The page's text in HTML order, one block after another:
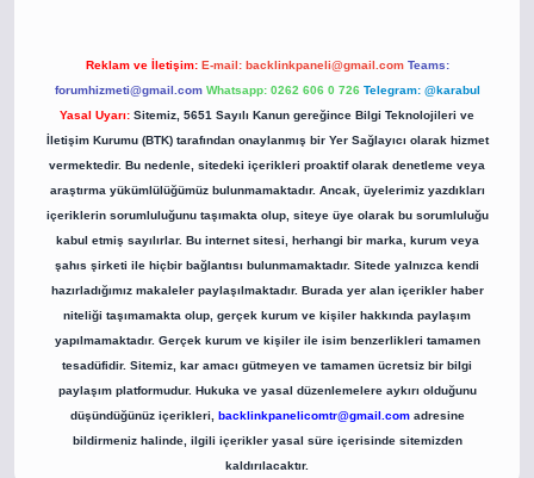
Reklam ve İletişim: E-mail: backlinkpaneli@gmail.com Teams:
forumhizmeti@gmail.com Whatsapp: 0262 606 0 726 Telegram: @karabul
Yasal Uyarı: Sitemiz, 5651 Sayılı Kanun gereğince Bilgi Teknolojileri ve
İletişim Kurumu (BTK) tarafından onaylanmış bir Yer Sağlayıcı olarak hizmet
vermektedir. Bu nedenle, sitedeki içerikleri proaktif olarak denetleme veya
araştırma yükümlülüğümüz bulunmamaktadır. Ancak, üyelerimiz yazdıkları
içeriklerin sorumluluğunu taşımakta olup, siteye üye olarak bu sorumluluğu
kabul etmiş sayılırlar. Bu internet sitesi, herhangi bir marka, kurum veya
şahıs şirketi ile hiçbir bağlantısı bulunmamaktadır. Sitede yalnızca kendi
hazırladığımız makaleler paylaşılmaktadır. Burada yer alan içerikler haber
niteliği taşımamakta olup, gerçek kurum ve kişiler hakkında paylaşım
yapılmamaktadır. Gerçek kurum ve kişiler ile isim benzerlikleri tamamen
tesadüfidir. Sitemiz, kar amacı gütmeyen ve tamamen ücretsiz bir bilgi
paylaşım platformudur. Hukuka ve yasal düzenlemelere aykırı olduğunu
düşündüğünüz içerikleri, backlinkpanelicomtr@gmail.comadresine
bildirmeniz halinde, ilgili içerikler yasal süre içerisinde sitemizden
kaldırılacaktır.